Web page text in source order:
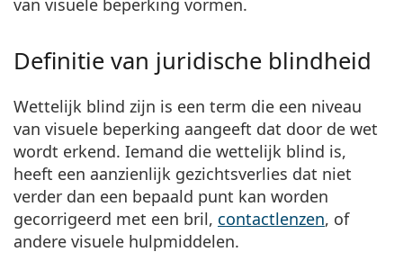
Persol
van visuele beperking vormen.
Definitie van juridische blindheid
Wettelijk blind zijn is een term die een niveau
van visuele beperking aangeeft dat door de wet
wordt erkend. Iemand die wettelijk blind is,
heeft een aanzienlijk gezichtsverlies dat niet
verder dan een bepaald punt kan worden
gecorrigeerd met een bril, contactlenzen, of
andere visuele hulpmiddelen.